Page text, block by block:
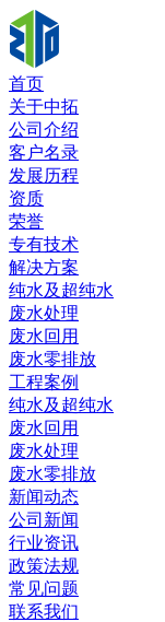
首页
关于中拓
公司介绍
客户名录
发展历程
资质
荣誉
专有技术
解决方案
纯水及超纯水
废水处理
废水回用
废水零排放
工程案例
纯水及超纯水
废水回用
废水处理
废水零排放
新闻动态
公司新闻
行业资讯
政策法规
常见问题
联系我们